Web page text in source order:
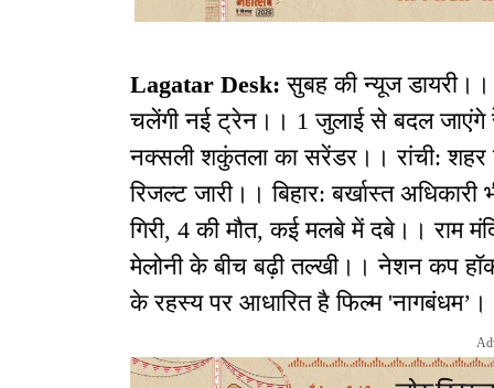
Lagatar Desk: सुबह की न्यूज
चलेंगी नई ट्रेन।। 1 जुलाई से बदल जाएंगे
नक्सली शकुंतला का सरेंडर।। रांची: शहर
रिजल्ट जारी।। बिहार: बर्खास्त
गिरी, 4 की मौत, कई मलबे में दबे।। राम
मेलोनी के बीच बढ़ी तल्खी।। नेशन कप
के रहस्य पर आधारित है फिल्म